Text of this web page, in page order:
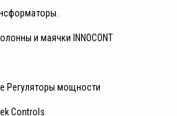
и маячки INNOCONT
Регуляторы мощности
Controls